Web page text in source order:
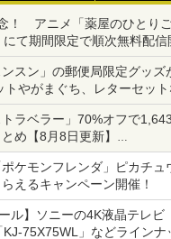
！ アニメ「薬屋のひとり
て期間限定で順次無料配信
ンスン」の郵便局限定グッ
トやがまぐち、レターセッ
トラベラー」70%オフで
め【8月8日更新】
ショップでは「大神 絶景版
ケモンフレンダ」ピカチュ
えるキャンペーン開催！
ル】ソニーの4K液晶テレ
75X75WL」などラインナ